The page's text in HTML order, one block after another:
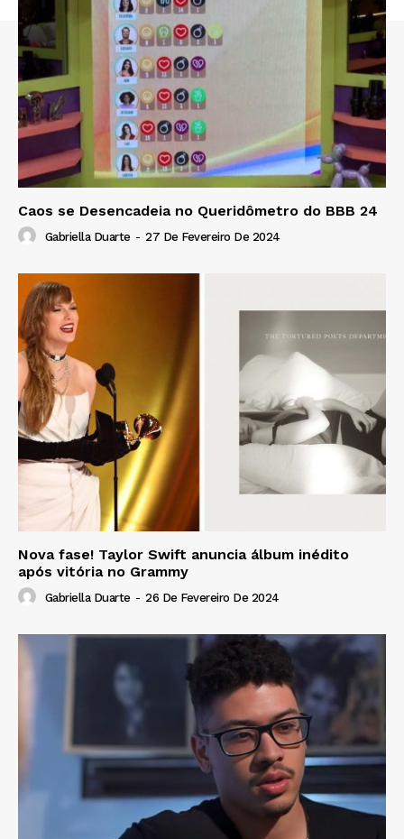
Caos se Desencadeia no Queridômetro do BBB 24
Gabriella Duarte - 27 De Fevereiro De 2024
Nova fase! Taylor Swift anuncia álbum inédito
após vitória no Grammy
Gabriella Duarte - 26 De Fevereiro De 2024